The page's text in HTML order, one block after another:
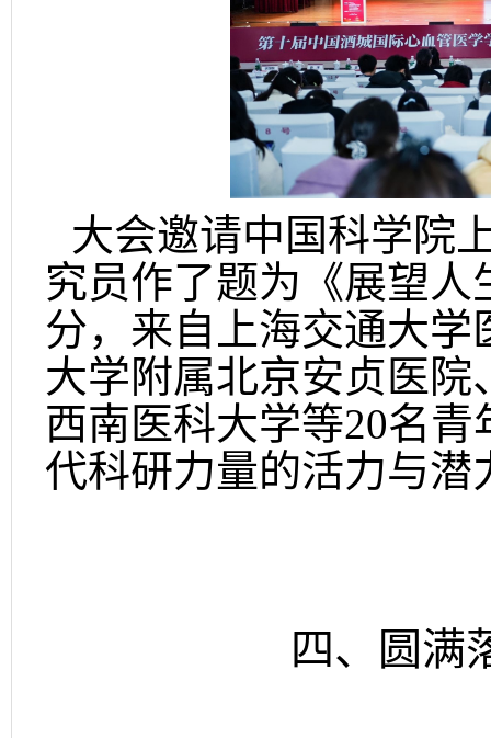
大会邀请中国科学院
究员作了题为《展望
分，来自上海交通大
大学附属北京安贞医
西南医科大学等20名
代科研力量的活力与潜
四、圆满